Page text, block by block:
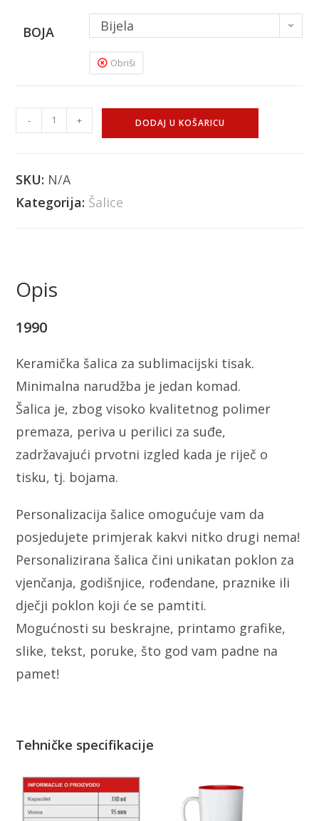
BOJA Bijela
Obriši
- + DODAJ U KOŠARICU
SKU: N/A
Kategorija: Šalice
Opis
1990
Keramička šalica za sublimacijski tisak.
Minimalna narudžba je jedan komad.
Šalica je, zbog visoko kvalitetnog polimer
premaza, periva u perilici za suđe,
zadržavajući prvotni izgled kada je riječ o
tisku, tj. bojama.
Personalizacija šalice omogućuje vam da
posjedujete primjerak kakvi nitko drugi nema!
Personalizirana šalica čini unikatan poklon za
vjenčanja, godišnjice, rođendane, praznike ili
dječji poklon koji će se pamtiti.
Mogućnosti su beskrajne, printamo grafike,
slike, tekst, poruke, što god vam padne na
pamet!
Tehničke specifikacije